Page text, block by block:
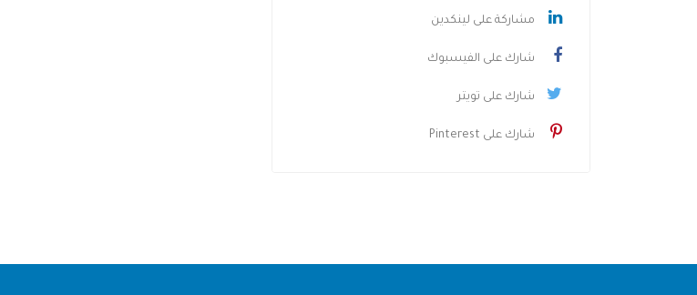
مشاركة على لينكدين
شارك على الفيسبوك
شارك على تويتر
شارك على Pinterest